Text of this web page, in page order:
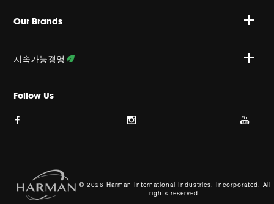
쿠키 정책
이용약관
사이트맵
A/S 문의 : 02-553-3494
업무시간
월~금, 오전 9시 ~ 오후 6시
Our Brands
지속가능경영
활동 상세보기
Follow Us
© 2026 Harman International Industries, Incorporated. All
rights reserved.